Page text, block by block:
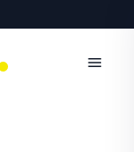
Abrir